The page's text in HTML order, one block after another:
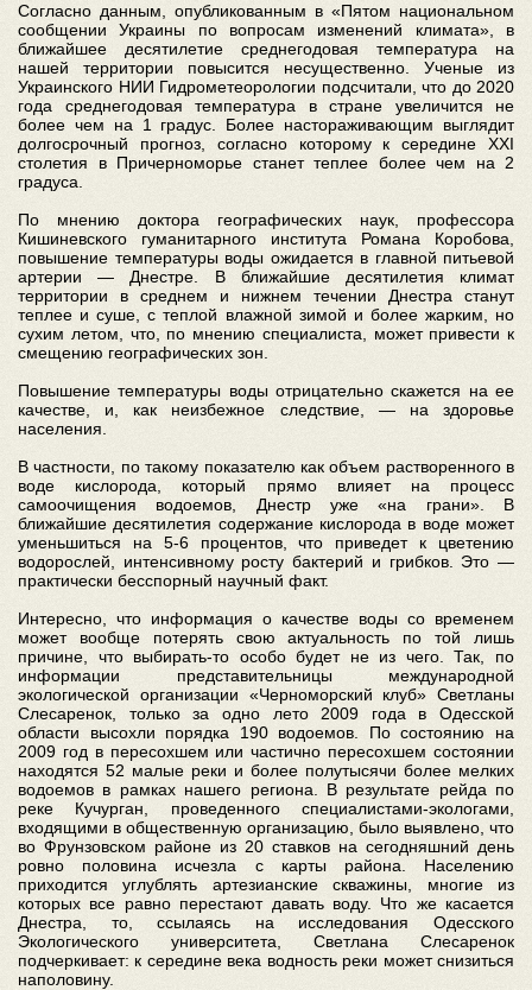
Согласно данным, опубликованным в «Пятом национальном
сообщении Украины по вопросам изменений климата», в
ближайшее десятилетие среднегодовая температура на
нашей территории повысится несущественно. Ученые из
Украинского НИИ Гидрометеорологии подсчитали, что до 2020
года среднегодовая температура в стране увеличится не
более чем на 1 градус. Более настораживающим выглядит
долгосрочный прогноз, согласно которому к середине XXI
столетия в Причерноморье станет теплее более чем на 2
градуса.
По мнению доктора географических наук, профессора
Кишиневского гуманитарного института Романа Коробова,
повышение температуры воды ожидается в главной питьевой
артерии — Днестре. В ближайшие десятилетия климат
территории в среднем и нижнем течении Днестра станут
теплее и суше, с теплой влажной зимой и более жарким, но
сухим летом, что, по мнению специалиста, может привести к
смещению географических зон.
Повышение температуры воды отрицательно скажется на ее
качестве, и, как неизбежное следствие, — на здоровье
населения.
В частности, по такому показателю как объем растворенного в
воде кислорода, который прямо влияет на процесс
самоочищения водоемов, Днестр уже «на грани». В
ближайшие десятилетия содержание кислорода в воде может
уменьшиться на 5‑6 процентов, что приведет к цветению
водорослей, интенсивному росту бактерий и грибков. Это —
практически бесспорный научный факт.
Интересно, что информация о качестве воды со временем
может вообще потерять свою актуальность по той лишь
причине, что выбирать-то особо будет не из чего. Так, по
информации представительницы международной
экологической организации «Черноморский клуб» Светланы
Слесаренок, только за одно лето 2009 года в Одесской
области высохли порядка 190 водоемов. По состоянию на
2009 год в пересохшем или частично пересохшем состоянии
находятся 52 малые реки и более полутысячи более мелких
водоемов в рамках нашего региона. В результате рейда по
реке Кучурган, проведенного специалистами-экологами,
входящими в общественную организацию, было выявлено, что
во Фрунзовском районе из 20 ставков на сегодняшний день
ровно половина исчезла с карты района. Населению
приходится углублять артезианские скважины, многие из
которых все равно перестают давать воду. Что же касается
Днестра, то, ссылаясь на исследования Одесского
Экологического университета, Светлана Слесаренок
подчеркивает: к середине века водность реки может снизиться
наполовину.